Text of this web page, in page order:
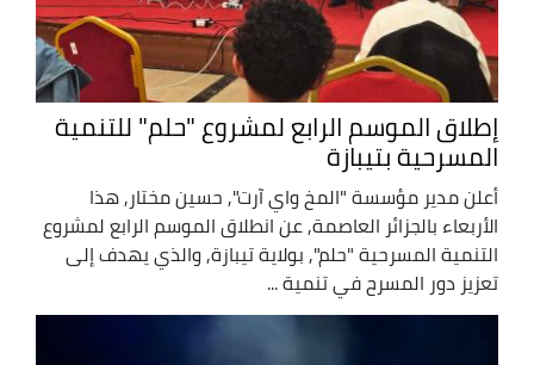
إطلاق الموسم الرابع لمشروع "حلم" للتنمية
المسرحية بتيبازة
أعلن مدير مؤسسة "المخ واي آرت", حسين مختار, هذا
الأربعاء بالجزائر العاصمة, عن انطلاق الموسم الرابع لمشروع
التنمية المسرحية "حلم", بولاية تيبازة, والذي يهدف إلى
تعزيز دور المسرح في تنمية ...